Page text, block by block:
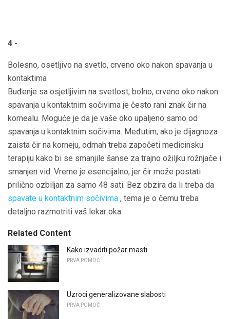
4 -
Bolesno, osetljivo na svetlo, crveno oko nakon spavanja u
kontaktima
Buđenje sa osjetljivim na svetlost, bolno, crveno oko nakon
spavanja u kontaktnim sočivima je često rani znak čir na
kornealu. Moguće je da je vaše oko upaljeno samo od
spavanja u kontaktnim sočivima. Međutim, ako je dijagnoza
zaista čir na korneju, odmah treba započeti medicinsku
terapiju kako bi se smanjile šanse za trajno ožiljku rožnjače i
smanjen vid. Vreme je esencijalno, jer čir može postati
prilično ozbiljan za samo 48 sati. Bez obzira da li treba da
spavate u kontaktnim sočivima , tema je o čemu treba
detaljno razmotriti vaš lekar oka.
Related Content
Kako izvaditi požar masti
PRVA POMOĆ
Uzroci generalizovane slabosti
PRVA POMOĆ